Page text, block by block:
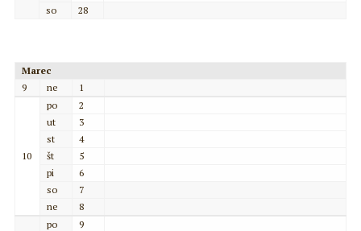
so
28
Marec
9
ne 1
10
po
2
ut
3
st
4
št
5
pi
6
so
7
ne
8
po
9